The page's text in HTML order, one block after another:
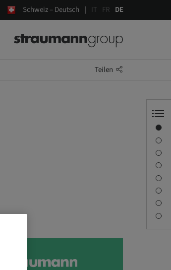
Schweiz – Deutsch IT FR DE
Teilen